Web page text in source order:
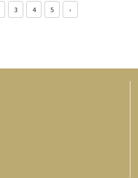
3 4 5 ›